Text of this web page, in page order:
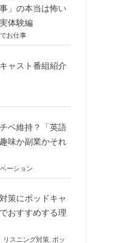
」の本当は怖い
体験編
お仕事
ャスト番組紹介
ベ維持？「英語
味か副業かそれ
ーション
策にポッドキャ
おすすめする理
リスニング対策, ポッ